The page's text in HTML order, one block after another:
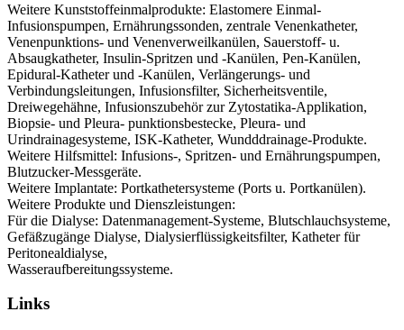
Weitere Kunststoffeinmalprodukte: Elastomere Einmal-
Infusionspumpen, Ernährungssonden, zentrale Venenkatheter,
Venenpunktions- und Venenverweilkanülen, Sauerstoff- u.
Absaugkatheter, Insulin-Spritzen und -Kanülen, Pen-Kanülen,
Epidural-Katheter und -Kanülen, Verlängerungs- und
Verbindungsleitungen, Infusionsfilter, Sicherheitsventile,
Dreiwegehähne, Infusionszubehör zur Zytostatika-Applikation,
Biopsie- und Pleura- punktionsbestecke, Pleura- und
Urindrainagesysteme, ISK-Katheter, Wundddrainage-Produkte.
Weitere Hilfsmittel: Infusions-, Spritzen- und Ernährungspumpen,
Blutzucker-Messgeräte.
Weitere Implantate: Portkathetersysteme (Ports u. Portkanülen).
Weitere Produkte und Dienszleistungen:
Für die Dialyse: Datenmanagement-Systeme, Blutschlauchsysteme,
Gefäßzugänge Dialyse, Dialysierflüssigkeitsfilter, Katheter für
Peritonealdialyse,
Wasseraufbereitungssysteme.
Links